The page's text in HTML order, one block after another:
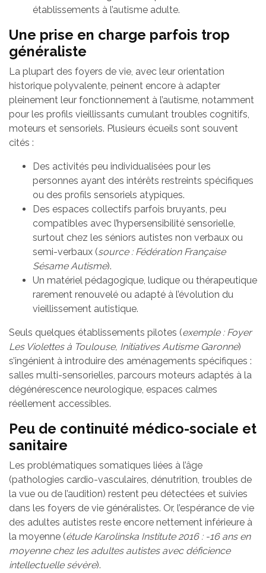
établissements à l’autisme adulte.
Une prise en charge parfois trop
généraliste
La plupart des foyers de vie, avec leur orientation
historique polyvalente, peinent encore à adapter
pleinement leur fonctionnement à l’autisme, notamment
pour les profils vieillissants cumulant troubles cognitifs,
moteurs et sensoriels. Plusieurs écueils sont souvent
cités :
Des activités peu individualisées pour les
personnes ayant des intérêts restreints spécifiques
ou des profils sensoriels atypiques.
Des espaces collectifs parfois bruyants, peu
compatibles avec l’hypersensibilité sensorielle,
surtout chez les séniors autistes non verbaux ou
semi-verbaux (source : Fédération Française
Sésame Autisme).
Un matériel pédagogique, ludique ou thérapeutique
rarement renouvelé ou adapté à l’évolution du
vieillissement autistique.
Seuls quelques établissements pilotes (exemple : Foyer
Les Violettes à Toulouse, Initiatives Autisme Garonne)
s’ingénient à introduire des aménagements spécifiques :
salles multi-sensorielles, parcours moteurs adaptés à la
dégénérescence neurologique, espaces calmes
réellement accessibles.
Peu de continuité médico-sociale et
sanitaire
Les problématiques somatiques liées à l’âge
(pathologies cardio-vasculaires, dénutrition, troubles de
la vue ou de l’audition) restent peu détectées et suivies
dans les foyers de vie généralistes. Or, l’espérance de vie
des adultes autistes reste encore nettement inférieure à
la moyenne (étude Karolinska Institute 2016 : -16 ans en
moyenne chez les adultes autistes avec déficience
intellectuelle sévère).